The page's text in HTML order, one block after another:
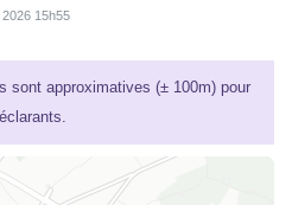
2026 15h55
sont approximatives (± 100m) pour